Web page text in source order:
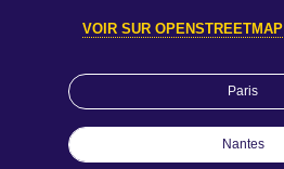
Paris
Nantes
VOIR SUR OPENSTREETMAP